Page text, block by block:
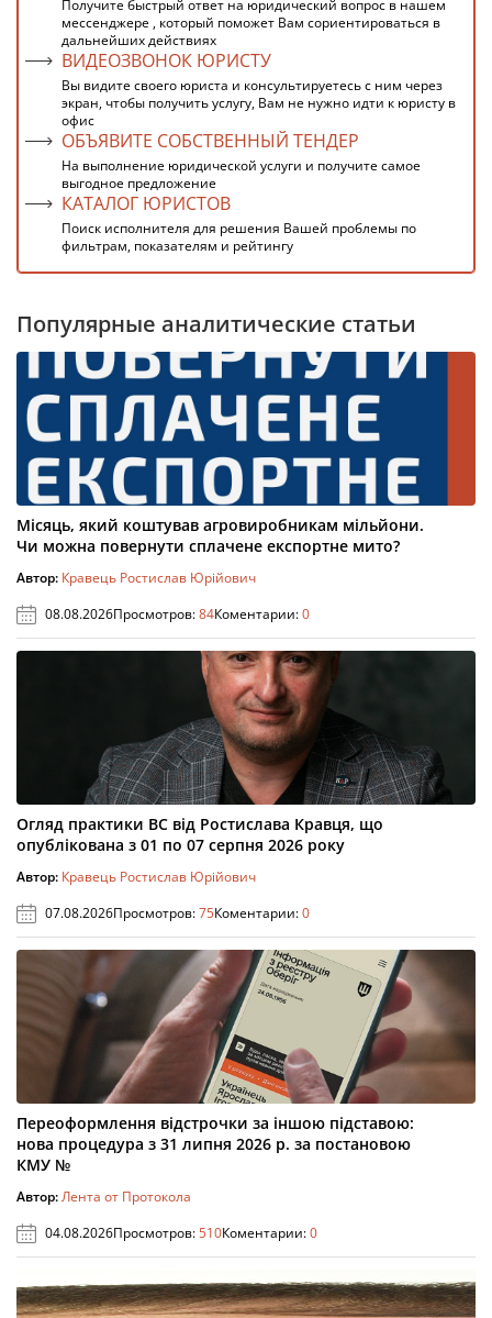
Получите быстрый ответ на юридический вопрос в нашем
мессенджере , который поможет Вам сориентироваться в
дальнейших действиях
ВИДЕОЗВОНОК ЮРИСТУ
Вы видите своего юриста и консультируетесь с ним через
экран, чтобы получить услугу, Вам не нужно идти к юристу в
офис
ОБЪЯВИТЕ СОБСТВЕННЫЙ ТЕНДЕР
На выполнение юридической услуги и получите самое
выгодное предложение
КАТАЛОГ ЮРИСТОВ
Поиск исполнителя для решения Вашей проблемы по
фильтрам, показателям и рейтингу
Популярные аналитические статьи
Місяць, який коштував агровиробникам мільйони.
Чи можна повернути сплачене експортне мито?
Автор: Кравець Ростислав Юрійович
08.08.2026Просмотров:84Коментарии:0
Огляд практики ВС від Ростислава Кравця, що
опублікована з 01 по 07 серпня 2026 року
Автор: Кравець Ростислав Юрійович
07.08.2026Просмотров:75Коментарии:0
Переоформлення відстрочки за іншою підставою:
нова процедура з 31 липня 2026 р. за постановою
КМУ №
Автор:Лента от Протокола
04.08.2026Просмотров:510Коментарии:0